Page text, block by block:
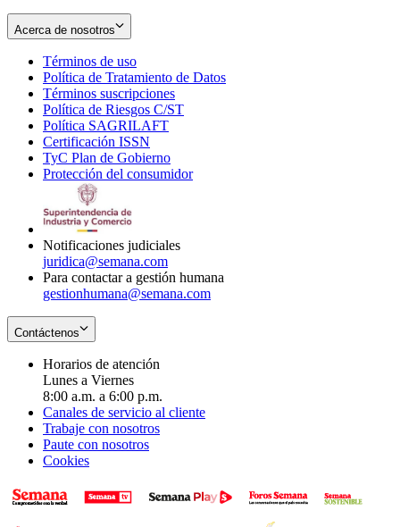
Acerca de nosotros
Términos de uso
in
new
window
Política de Tratamiento de Datos
Términos suscripciones
in
Política de Riesgos C/ST
Política SAGRILAFT
new
window
Certificación ISSN
in
new
TyC Plan de Gobierno
in
Protección del consumidorOpens
Notificaciones judiciales
juridica@semana.com
Para contactar a gestión humana
gestionhumana@semana.com
Contáctenos
Horarios de atención
Lunes a Viernes
8:00 a.m. a 6:00 p.m.
Canales de servicio al cliente
Trabaje con nosotros
Paute con nosotros
Cookies